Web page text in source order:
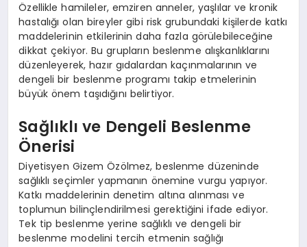
Özellikle hamileler, emziren anneler, yaşlılar ve kronik
hastalığı olan bireyler gibi risk grubundaki kişilerde katkı
maddelerinin etkilerinin daha fazla görülebileceğine
dikkat çekiyor. Bu grupların beslenme alışkanlıklarını
düzenleyerek, hazır gıdalardan kaçınmalarının ve
dengeli bir beslenme programı takip etmelerinin
büyük önem taşıdığını belirtiyor.
Sağlıklı ve Dengeli Beslenme
Önerisi
Diyetisyen Gizem Özölmez, beslenme düzeninde
sağlıklı seçimler yapmanın önemine vurgu yapıyor.
Katkı maddelerinin denetim altına alınması ve
toplumun bilinçlendirilmesi gerektiğini ifade ediyor.
Tek tip beslenme yerine sağlıklı ve dengeli bir
beslenme modelini tercih etmenin sağlığı